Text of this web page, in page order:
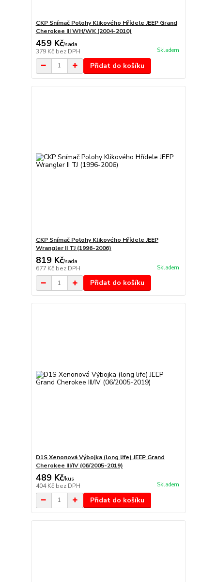
CKP Snímač Polohy Klikového Hřídele JEEP Grand
Cherokee III WH/WK (2004-2010)
459 Kč/sada
379 Kč bez DPH Skladem
Přidat do košíku
CKP Snímač Polohy Klikového Hřídele JEEP
Wrangler II TJ (1996-2006)
819 Kč/sada
677 Kč bez DPH Skladem
Přidat do košíku
D1S Xenonová Výbojka (long life) JEEP Grand
Cherokee III/IV (06/2005-2019)
489 Kč/kus
404 Kč bez DPH Skladem
Přidat do košíku